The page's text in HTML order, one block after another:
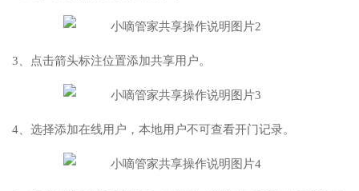
3、点击箭头标注位置添加共享用户。
4、选择添加在线用户，本地用户不可查看开门记录。